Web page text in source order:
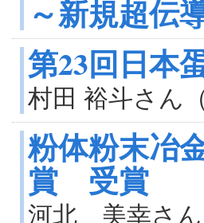
～新規超伝
第23回日本
村田 裕斗さん
粉体粉末冶
賞 受賞
河北 美幸さん